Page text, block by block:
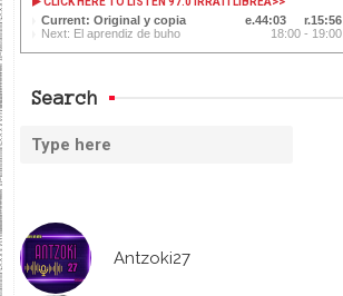
Current: Original y copia 44:04
15:55
Next: El aprendiz de buho
18:00 - 19:00
Search
Antzoki27